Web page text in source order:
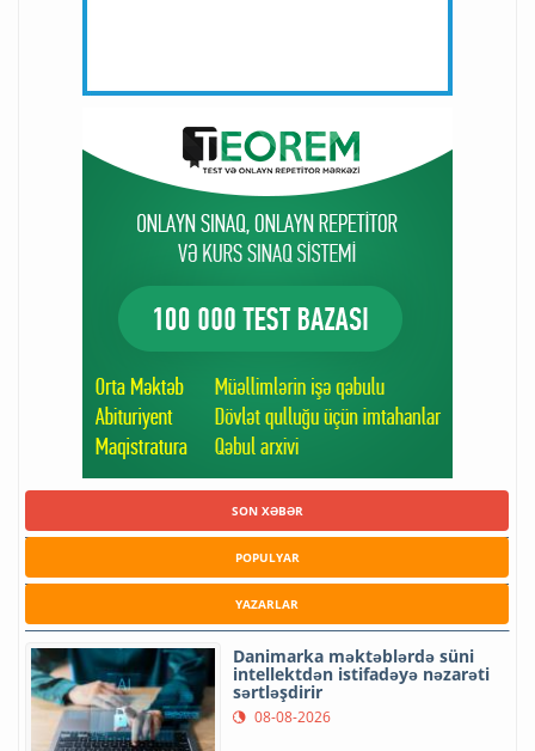
SON XƏBƏR
POPULYAR
YAZARLAR
Danimarka məktəblərdə süni
intellektdən istifadəyə nəzarəti
sərtləşdirir
08-08-2026